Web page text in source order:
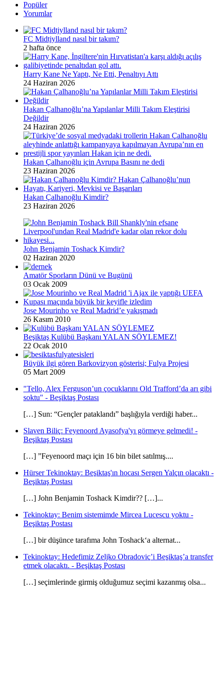
Popüler
Yorumlar
FC Midtjylland nasıl bir takım?
2 hafta önce
Harry Kane Ne Yaptı, Ne Etti, Penaltıyı Attı
24 Haziran 2026
Hakan Çalhanoğlu’na Yapılanlar Milli Takım Eleştirisi
Değildir
24 Haziran 2026
Hakan Çalhanoğlu için Avrupa Basını ne dedi
23 Haziran 2026
Hakan Çalhanoğlu Kimdir?
23 Haziran 2026
John Benjamin Toshack Kimdir?
02 Haziran 2020
Amatör Sporların Dünü ve Bugünü
03 Ocak 2009
Jose Mourinho ve Real Madrid’e yakışmadı
26 Kasım 2010
Beşiktaş Kulübü Başkanı YALAN SÖYLEMEZ!
22 Ocak 2010
Büyük ilgi gören Barkovizyon gösterisi; Fulya Projesi
05 Mart 2009
"Tello, Alex Ferguson’un çocuklarını Old Trafford’da arı gibi
soktu" - Beşiktaş Postası
[…] Sun: “Gençler pataklandı” başlığıyla verdiği haber...
Slaven Biliç: Feyenoord Ayasofya'yı görmeye gelmedi! -
Beşiktaş Postası
[…] ”Feyenoord maçı için 16 bin bilet satılmış....
Hürser Tekinoktay: Beşiktaş'ın hocası Sergen Yalçın olacaktı -
Beşiktaş Postası
[…] John Benjamin Toshack Kimdir?? […]...
Tekinoktay: Benim sistemimde Mircea Lucescu yoktu -
Beşiktaş Postası
[…] bir düşünce tarafıma John Toshack‘a alternat...
Tekinoktay: Hedefimiz Zeljko Obradoviç’i Beşiktaş’a transfer
etmek olacaktı. - Beşiktaş Postası
[…] seçimlerinde girmiş olduğumuz seçimi kazanmış olsa...